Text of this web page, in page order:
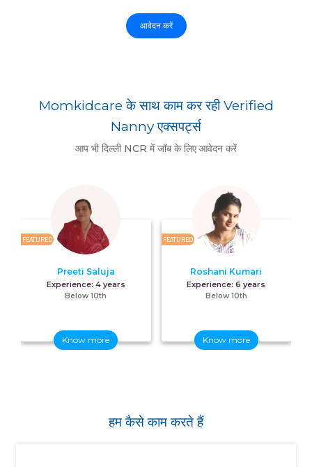
आवेदन करें
Momkidcare के साथ काम कर रही Verified
Nanny एक्सपर्ट्स
आप भी दिल्ली NCR में जॉब के लिए आवेदन करें
FEATURED
Preeti Saluja
Experience: 4 years
Below 10th
Know more
FEATURED
Roshani Kumari
Experience:6 years
Below 10th
Know more
हम कैसे काम करते हैं